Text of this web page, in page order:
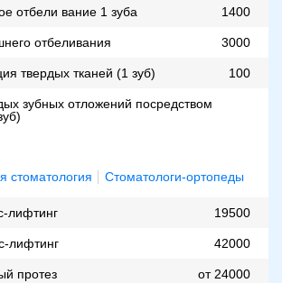
отбели вание 1 зуба 1400
отбеливания 3000
твердых тканей (1 зуб) 100
зубных отложений посредством
стоматология Стоматологи-ортопеды
лифтинг 19500
лифтинг 42000
протез от 24000